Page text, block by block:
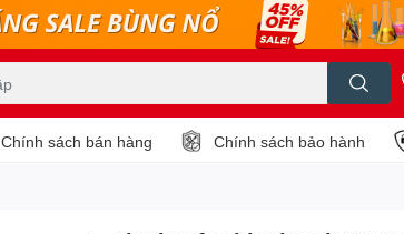
Chính sách bán hàng Chính sách bảo hành